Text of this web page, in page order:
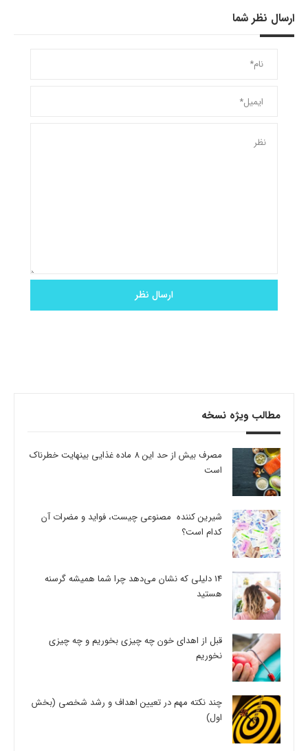
ارسال نظر شما
مطالب ویژه نسخه
مصرف بیش از حد این 8 ماده غذایی بینهایت خطرناک
است
شیرین کننده مصنوعی چیست، فواید و مضرات آن
کدام است؟
14 دلیلی که نشان می‌دهد چرا شما همیشه گرسنه
هستید
قبل از اهدای خون چه چیزی بخوریم و چه چیزی
نخوریم
چند نکته مهم در تعیین اهداف و رشد شخصی (بخش
اول)